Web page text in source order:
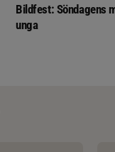
Bildfest: Söndagens
unga